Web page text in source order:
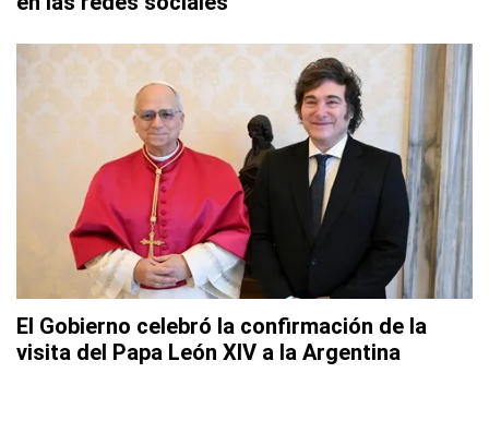
El Gobierno celebró la confirmación de la
visita del Papa León XIV a la Argentina